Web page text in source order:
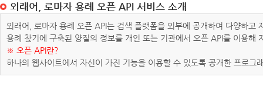
외래어, 로마자 용례 오픈 API 서비스 소개
외래어, 로마자 용례 오픈 API는 검색 플랫폼을 외부에 공개하여 다양하
용례 찾기에 구축된 양질의 정보를 개인 또는 기관에서 오픈 API를 이용해
※ 오픈 API란?
하나의 웹사이트에서 자신이 가진 기능을 이용할 수 있도록 공개한 프로그